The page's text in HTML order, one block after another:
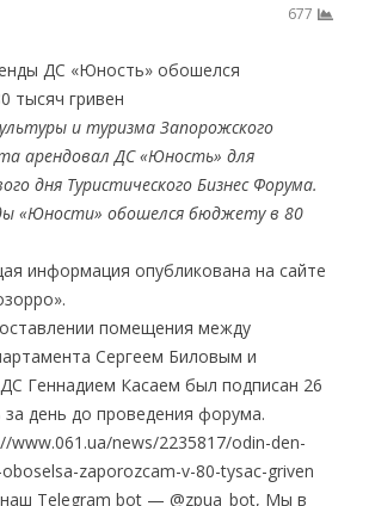
677
и туризма Запорожского
арендовал ДС «Юность» для
дня Туристического Бизнес Форума.
«Юности» обошелся бюджету в 80
информация опубликована на сайте
помещения между
Сергеем Биловым и
Геннадием Касаем был подписан 26
день до проведения форума.
www.061.ua/news/2235817/odin-den-
zaporozcam-v-80-tysac-griven
Telegram bot — @zpua_bot, Мы в